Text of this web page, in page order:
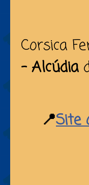
Corsica
- Alcúdia
📍Site